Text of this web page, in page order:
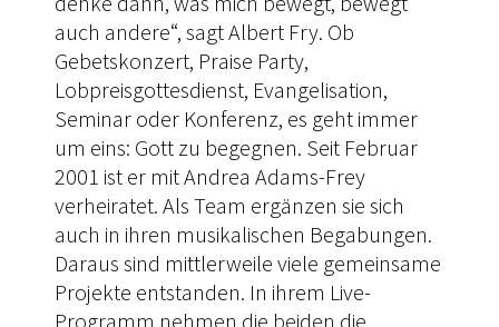
auch andere“, sagt Albert Fry. Ob
Gebetskonzert, Praise Party,
Lobpreisgottesdienst, Evangelisation,
Seminar oder Konferenz, es geht immer
um eins: Gott zu begegnen. Seit Februar
2001 ist er mit Andrea Adams-Frey
verheiratet. Als Team ergänzen sie sich
auch in ihren musikalischen Begabungen.
Daraus sind mittlerweile viele gemeinsame
Projekte entstanden. In ihrem Live-
Programm nehmen die beiden die